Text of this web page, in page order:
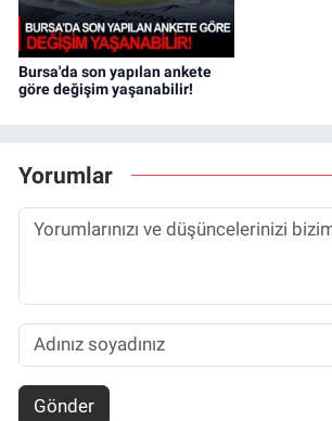
Bursa'da son yapılan ankete
göre değişim yaşanabilir!
Yorumlar
Gönder